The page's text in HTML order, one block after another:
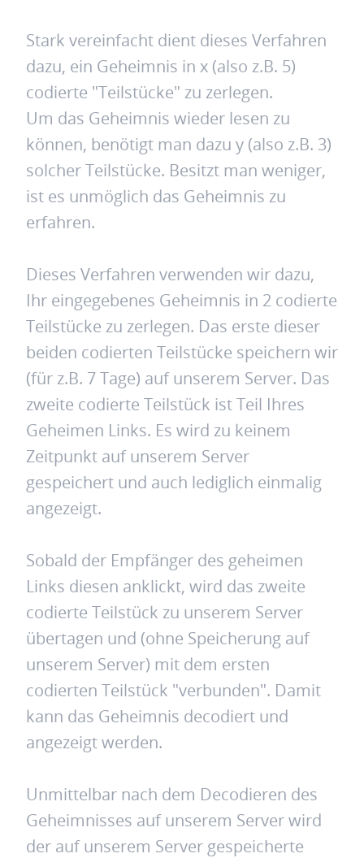
Stark vereinfacht dient dieses Verfahren
dazu, ein Geheimnis in x (also z.B. 5)
codierte "Teilstücke" zu zerlegen.
Um das Geheimnis wieder lesen zu
können, benötigt man dazu y (also z.B. 3)
solcher Teilstücke. Besitzt man weniger,
ist es unmöglich das Geheimnis zu
erfahren.
Dieses Verfahren verwenden wir dazu,
Ihr eingegebenes Geheimnis in 2 codierte
Teilstücke zu zerlegen. Das erste dieser
beiden codierten Teilstücke speichern wir
(für z.B. 7 Tage) auf unserem Server. Das
zweite codierte Teilstück ist Teil Ihres
Geheimen Links. Es wird zu keinem
Zeitpunkt auf unserem Server
gespeichert und auch lediglich einmalig
angezeigt.
Sobald der Empfänger des geheimen
Links diesen anklickt, wird das zweite
codierte Teilstück zu unserem Server
übertagen und (ohne Speicherung auf
unserem Server) mit dem ersten
codierten Teilstück "verbunden". Damit
kann das Geheimnis decodiert und
angezeigt werden.
Unmittelbar nach dem Decodieren des
Geheimnisses auf unserem Server wird
der auf unserem Server gespeicherte